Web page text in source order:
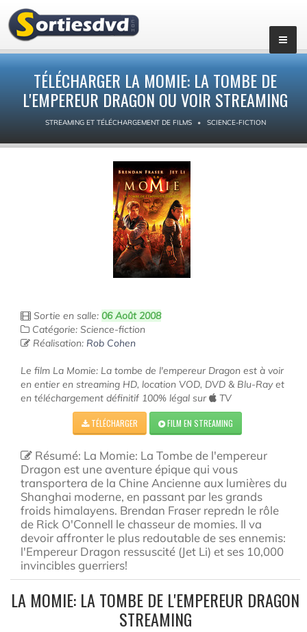
TÉLÉCHARGER LA MOMIE: LA TOMBE DE
L'EMPEREUR DRAGON OU VOIR STREAMING
STREAMING ET TÉLÉCHARGEMENT DE FILMS SCIENCE-FICTION
Sortie en salle: 06 Août 2008
Catégorie: Science-fiction
Réalisation: Rob Cohen
Le film La Momie: La tombe de l'empereur Dragon est à voir
en entier en streaming HD, location VOD, DVD & Blu-Ray et
en téléchargement définitif 100% légal sur
TV
TÉLÉCHARGER FILM EN STREAMING
Résumé: La Momie: La Tombe de l'empereur
Dragon est une aventure épique qui vous
transportera de la Chine Ancienne aux lumières du
Shanghai moderne, en passant par les grands
froids himalayens. Brendan Fraser repredn le rôle
de Rick O'Connell le chasseur de momies. Il va
devoir affronter le plus redoutable de ses ennemis:
l'Empereur Dragon ressuscité (Jet Li) et ses 10,000
invincibles guerriers!
LA MOMIE: LA TOMBE DE L'EMPEREUR DRAGON
STREAMING